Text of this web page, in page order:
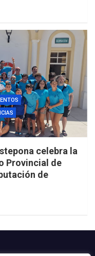
celebra la
Provincial de
de